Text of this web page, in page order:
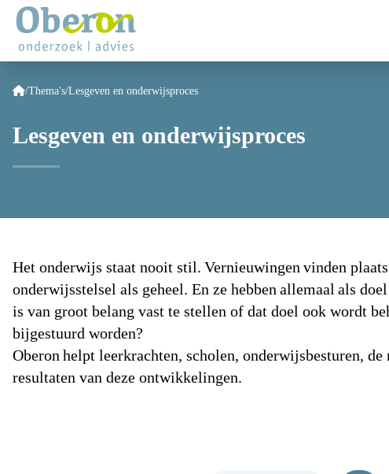
/Thema's/Lesgeven en onderwijsproces
Lesgeven en onderwijsproces
Het onderwijs staat nooit stil. Vernieuwingen vinden
onderwijsstelsel als geheel. En ze hebben allemaal als
is van groot belang vast te stellen of dat doel ook wordt
bijgestuurd worden?
Oberon helpt leerkrachten, scholen, onderwijsbesturen,
resultaten van deze ontwikkelingen.